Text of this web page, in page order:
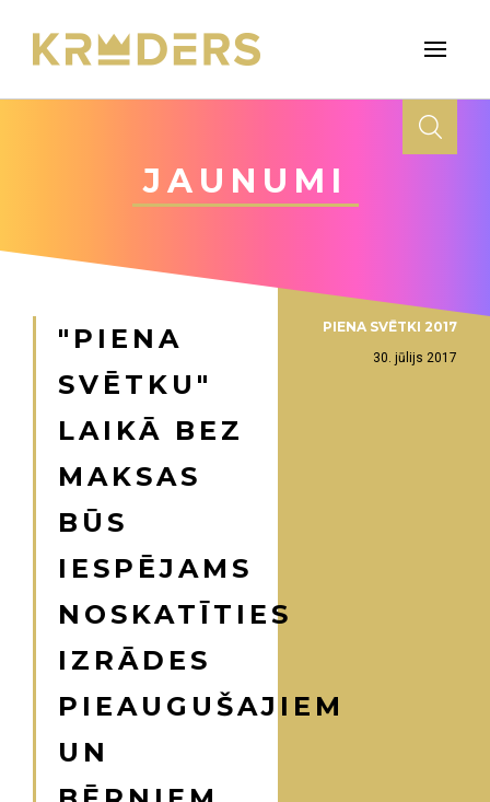
JAUNUMI
"PIENA
SVĒTKU"
LAIKĀ BEZ
MAKSAS
BŪS
IESPĒJAMS
NOSKATĪTIES
IZRĀDES
PIEAUGUŠAJIEM
UN
PIENA SVĒTKI 2017
30. jūlijs 2017